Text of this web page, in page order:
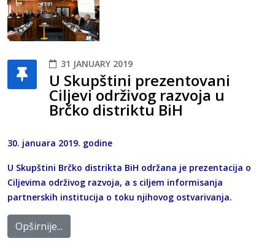
31 JANUARY 2019
U Skupštini prezentovani
Ciljevi održivog razvoja u
Brčko distriktu BiH
30. januara 2019. godine
U Skupštini Brčko distrikta BiH održana je prezentacija o
Ciljevima održivog razvoja, a s ciljem informisanja
partnerskih institucija o toku njihovog ostvarivanja.
Opširnije...